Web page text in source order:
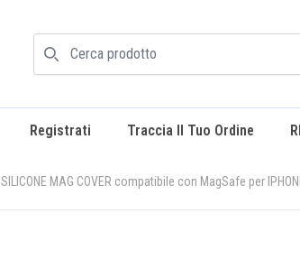
Registrati Traccia Il Tuo Ordine
SILICONE MAG COVER compatibile con MagSafe per